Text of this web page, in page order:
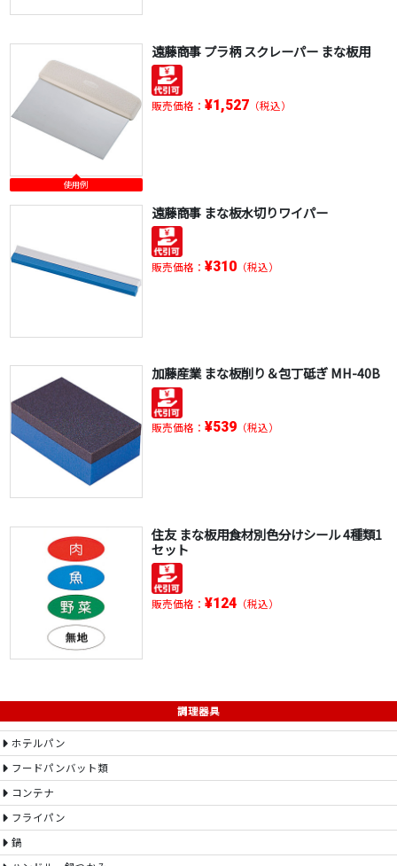
使用例
遠藤商事 プラ柄 スクレーパー まな板用
販売価格： ¥1,527（税込）
遠藤商事 まな板水切りワイパー
販売価格： ¥310（税込）
加藤産業 まな板削り＆包丁砥ぎ MH-40B
販売価格： ¥539（税込）
住友 まな板用食材別色分けシール 4種類1
セット
販売価格： ¥124（税込）
調理器具
ホテルパン
フードパンバット類
コンテナ
フライパン
鍋